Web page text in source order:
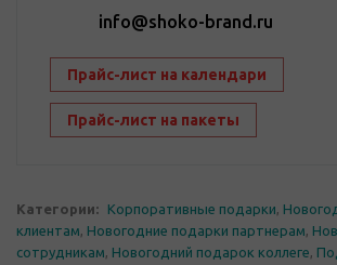
info@shoko-brand.ru
Прайс-лист на календари
Прайс-лист на пакеты
Категории: Корпоративные подарки,
клиентам, Новогодние подарки партнерам,
сотрудникам, Новогодний подарок коллеге,